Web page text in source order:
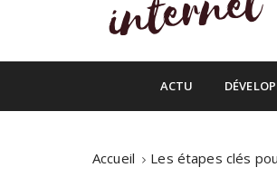
c
n
Crea
Infos du web
ACTU
Accueil Les étapes clés